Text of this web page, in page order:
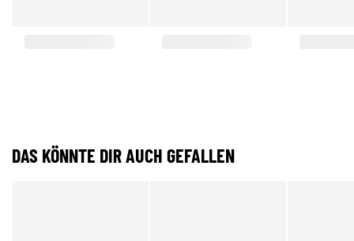
DAS KÖNNTE DIR AUCH GEFALLEN